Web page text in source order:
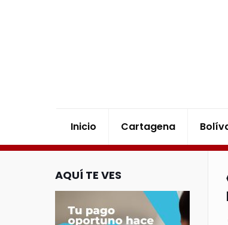
Inicio Cartagena
AQUÍ TE VES